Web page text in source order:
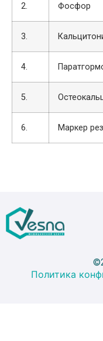
2. Фосфор
3.
4.
5.
6. Маркер
Политика